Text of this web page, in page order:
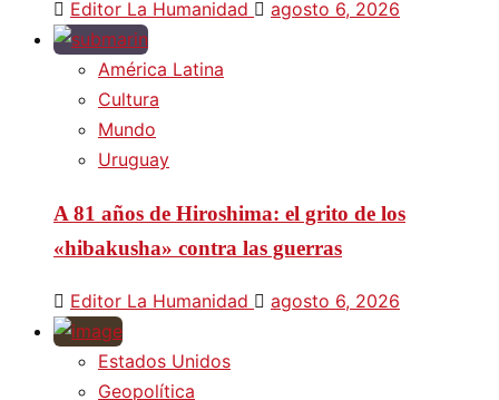
Editor La Humanidad agosto 6, 2026
América Latina
Cultura
Mundo
Uruguay
A 81 años de Hiroshima: el grito de los
«hibakusha» contra las guerras
Editor La Humanidad agosto 6, 2026
Estados Unidos
Geopolítica